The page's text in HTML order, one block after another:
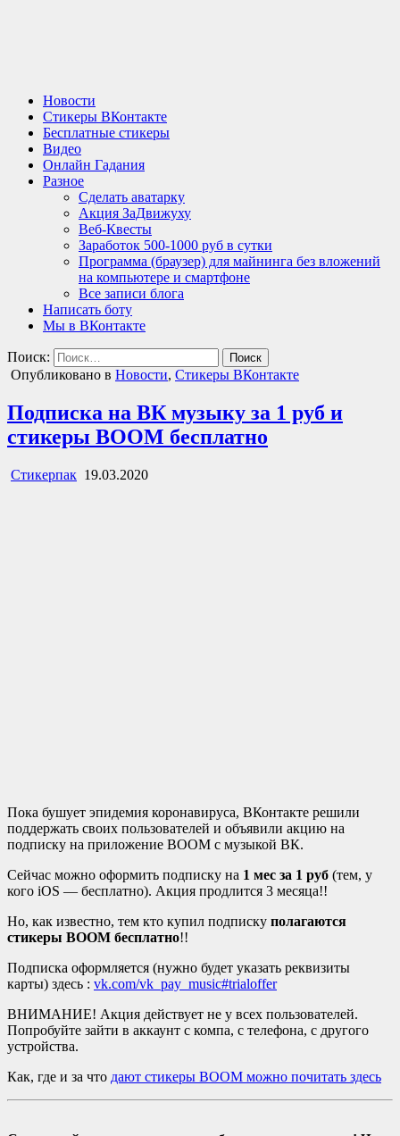
Новости
Стикеры ВКонтакте
Бесплатные стикеры
Видео
Онлайн Гадания
Разное
Сделать аватарку
Акция ЗаДвижуху
Веб-Квесты
Заработок 500-1000 руб в сутки
Программа (браузер) для майнинга без вложений
на компьютере и смартфоне
Все записи блога
Написать боту
Мы в ВКонтакте
Поиск:
Опубликовано в Новости, Стикеры ВКонтакте
Подписка на ВК музыку за 1 руб и
стикеры BOOM бесплатно
Стикерпак 19.03.2020
Пока бушует эпидемия коронавируса, ВКонтакте решили
поддержать своих пользователей и объявили акцию на
подписку на приложение BOOM с музыкой ВК.
Сейчас можно оформить подписку на 1 мес за 1 руб (тем, у
кого iOS — бесплатно). Акция продлится 3 месяца!!
Но, как известно, тем кто купил подписку полагаются
стикеры BOOM бесплатно!!
Подписка оформляется (нужно будет указать реквизиты
карты) здесь : vk.com/vk_pay_music#trialoffer
ВНИМАНИЕ! Акция действует не у всех пользователей.
Попробуйте зайти в аккаунт с компа, с телефона, с другого
устройства.
Как, где и за что дают стикеры BOOM можно почитать здесь